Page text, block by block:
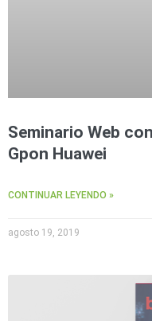
Seminario Web
Gpon Huawei
CONTINUAR LEYENDO »
agosto 19, 2019